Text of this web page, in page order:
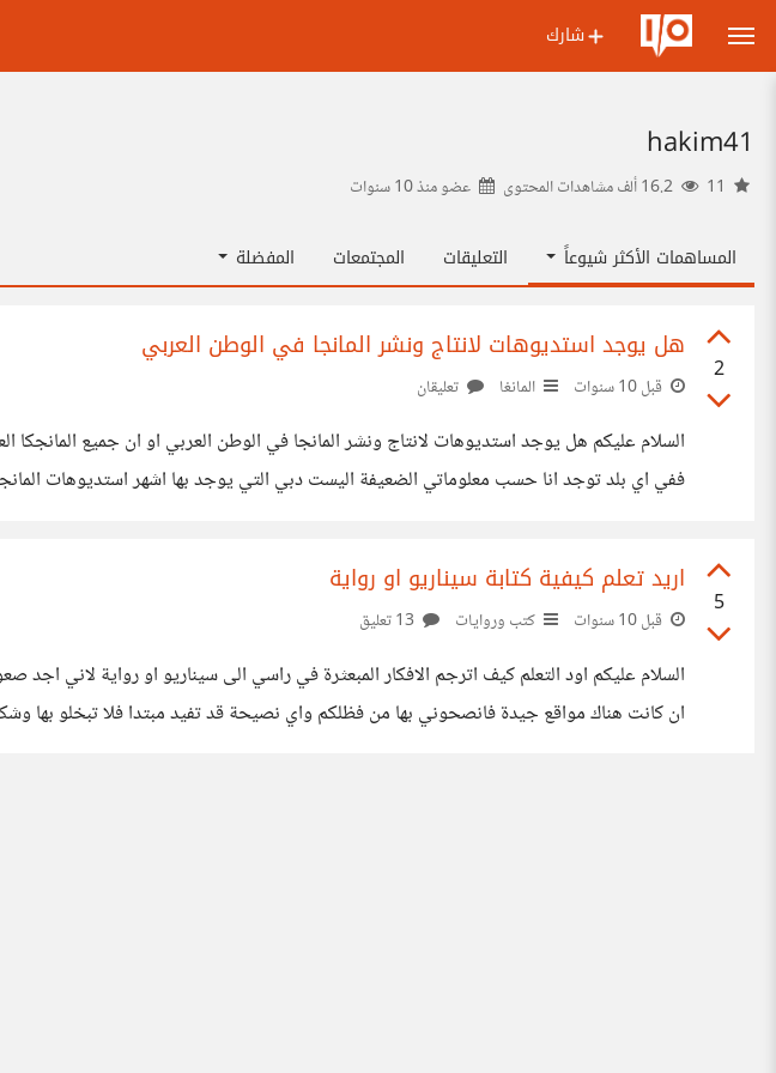
شارك
hakim41
عضو منذ10 سنوات
المساهمات الأكثر شيوعاً التعليقات المجتمعات المفضلة
2
هل يوجد استديوهات لانتاج ونشر المانجا في الوطن العربي
قبل 10 سنوات المانغا تعليقان
السلام عليكم هل يوجد استديوهات لانتاج ونشر المانجا في الوطن العربي او ان جميع
ففي اي بلد توجد انا حسب معلوماتي الضعيفة اليست دبي التي يوجد بها اشهر استديوهات
5
اريد تعلم كيفية كتابة سيناريو او رواية
قبل 10 سنوات كتب وروايات
السلام عليكم اود التعلم كيف اترجم الافكار المبعثرة في راسي الى سيناريو او رواية لاني
ان كانت هناك مواقع جيدة فانصحوني بها من فظلكم واي نصيحة قد تفيد مبتدا فلا تبخلو بها